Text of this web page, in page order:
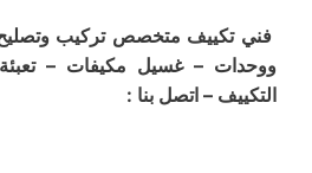
فني تكييف متخصص تركيب
ووحدات – غسيل مكيفات –
التكييف – اتصل بنا :